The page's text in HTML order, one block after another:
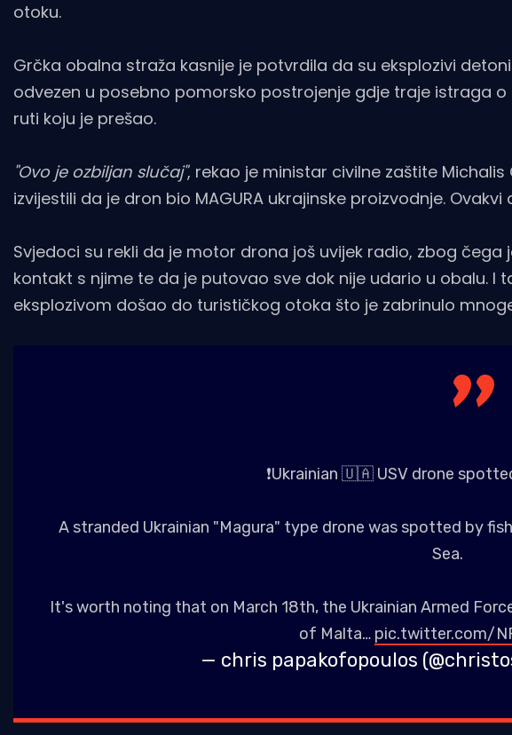
otoku.
Grčka obalna straža kasnije je potvrdila da su eksplozivi
odvezen u posebno pomorsko postrojenje gdje traje istraga
ruti koju je prešao.
"Ovo je ozbiljan slučaj", rekao je ministar civilne zaštite
izvijestili da je dron bio MAGURA ukrajinske proizvodnje.
Svjedoci su rekli da je motor drona još uvijek radio, zbog
kontakt s njime te da je putovao sve dok nije udario u obalu. I
eksplozivom došao do turističkog otoka što je zabrinulo
❗Ukrainian 🇺🇦 USV drone
A stranded Ukrainian "Magura" type drone was spotted by
Sea.
It's worth noting that on March 18th, the Ukrainian Armed
of Malta… pic.twitter.com/
— chris papakofopoulos